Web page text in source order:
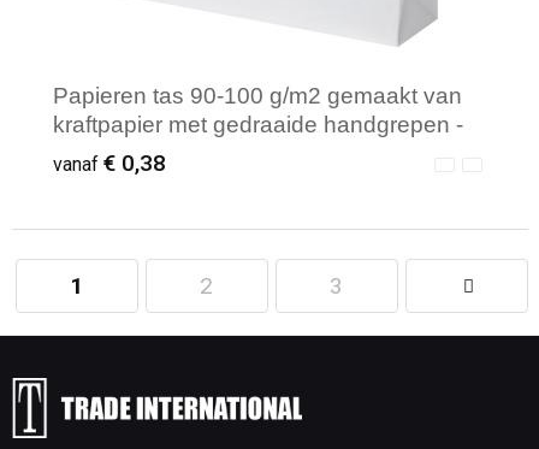
Papieren tas 90-100 g/m2 gemaakt van
kraftpapier met gedraaide handgrepen -
49,5 x 14 x 44 cm
vanaf € 0,38
Minimale afname: 250
1 2 3